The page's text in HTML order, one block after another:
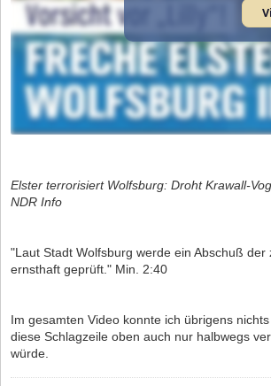
Elster terrorisiert Wolfsburg: Droht Krawall-
NDR Info
"Laut Stadt Wolfsburg werde ein Abschuß der
ernsthaft geprüft." Min. 2:40
Im gesamten Video konnte ich übrigens
diese Schlagzeile oben auch nur halbwegs
würde.